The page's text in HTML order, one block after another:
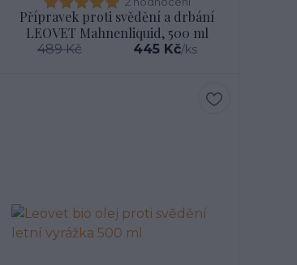
Přípravek proti svědění a drbání
LEOVET Mahnenliquid, 500 ml
489 Kč 445 Kč/ks